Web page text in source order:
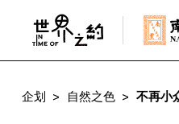
企划 自然之色 不再小